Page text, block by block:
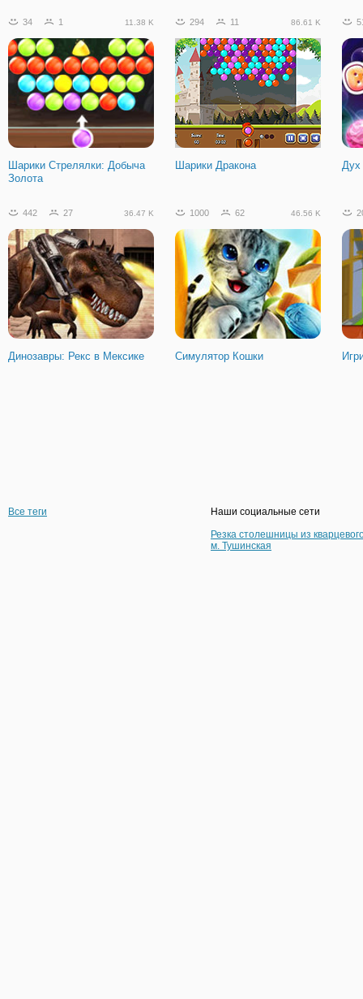
Canjump
34 1 11.38 K
Шарики Стрелялки: Добыча
Золота
294 11 86.61 K
Шарики Дракона Дух
442 27 36.47 K
Динозавры: Рекс в Мексике
1000 62 46.56 K
Симулятор Кошки
Все теги
Наши социальные сети
Резка столешницы из
м. Тушинская